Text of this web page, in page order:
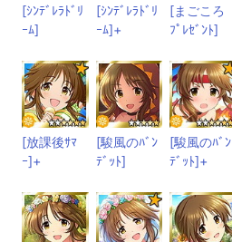
[ｼﾝﾃﾞﾚﾗﾄﾞﾘ
ｰﾑ]
[ｼﾝﾃﾞﾚﾗﾄﾞﾘ
ｰﾑ]+
[まごころ
ﾌﾟﾚｾﾞﾝﾄ]
[放課後ｻﾏ
ｰ]+
[駿風のﾊﾞﾝ
ﾃﾞｯﾄ]
[駿風のﾊﾞﾝ
ﾃﾞｯﾄ]+